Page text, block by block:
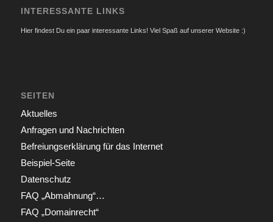
INTERESSANTE LINKS
Hier findest Du ein paar interessante Links! Viel Spaß auf unserer Website :)
SEITEN
Aktuelles
Anfragen und Nachrichten
Befreiungserklärung für das Internet
Beispiel-Seite
Datenschutz
FAQ „Abmahnung“…
FAQ „Domainrecht“